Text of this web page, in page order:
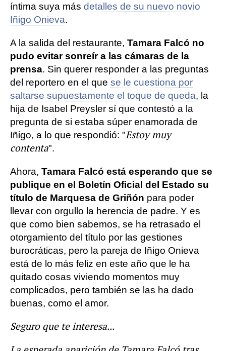
íntima suya más detalles de su nuevo novio
Iñigo Onieva.
A la salida del restaurante, Tamara Falcó no
pudo evitar sonreír a las cámaras de la
prensa. Sin querer responder a las preguntas
del reportero en el que se le cuestiona por
saltarse supuestamente el toque de queda, la
hija de Isabel Preysler sí que contestó a la
pregunta de si estaba súper enamorada de
Iñigo, a lo que respondió: "Estoy muy
contenta".
Ahora, Tamara Falcó está esperando que se
publique en el Boletín Oficial del Estado su
título de Marquesa de Griñón para poder
llevar con orgullo la herencia de padre. Y es
que como bien sabemos, se ha retrasado el
otorgamiento del título por las gestiones
burocráticas, pero la pareja de Iñigo Onieva
está de lo más feliz en este año que le ha
quitado cosas viviendo momentos muy
complicados, pero también se las ha dado
buenas, como el amor.
Seguro que te interesa...